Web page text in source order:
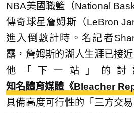
NBA美國職籃（National
傳奇球星詹姆斯（LeBron
進入倒數計時。名記者
露，詹姆斯的湖人生涯已接
他「下一站」的討
知名體育媒體《Bleacher
具備高度可行性的「三方交